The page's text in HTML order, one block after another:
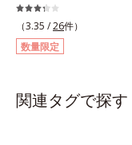
が、断然涼しくなる！「接
速乾」インナーです。服を
えるキャミソールは、初め
おすすめのアイテムです。
アウターに汗ジミを作らせ
（3.35 /26件）
数量限定
関連タグで探す